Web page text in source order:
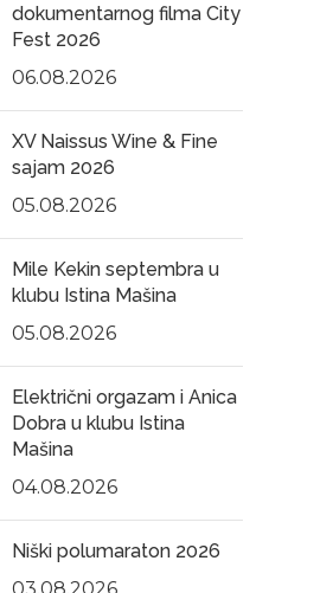
dokumentarnog filma City
Fest 2026
06.08.2026
XV Naissus Wine & Fine
sajam 2026
05.08.2026
Mile Kekin septembra u
klubu Istina Mašina
05.08.2026
Električni orgazam i Anica
Dobra u klubu Istina
Mašina
04.08.2026
Niški polumaraton 2026